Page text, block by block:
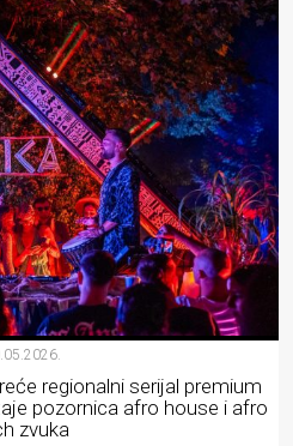
regionalni serijal premium
pozornica afro house i afro
zvuka